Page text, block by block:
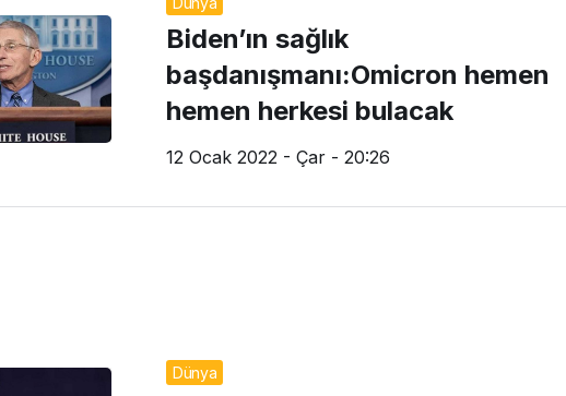
Biden’ın sağlık
başdanışmanı:Omicron hemen
hemen herkesi bulacak
12 Ocak 2022 - Çar - 20:26
Dünya